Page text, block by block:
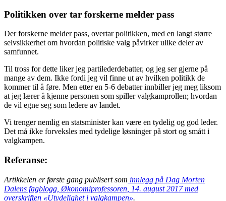
Politikken over tar forskerne melder pass
Der forskerne melder pass, overtar politikken, med en langt større
selvsikkerhet om hvordan politiske valg påvirker ulike deler av
samfunnet.
Til tross for dette liker jeg partilederdebatter, og jeg ser gjerne på
mange av dem. Ikke fordi jeg vil finne ut av hvilken politikk de
kommer til å føre. Men etter en 5-6 debatter innbiller jeg meg liksom
at jeg lærer å kjenne personen som spiller valgkamprollen; hvordan
de vil egne seg som ledere av landet.
Vi trenger nemlig en statsminister kan være en tydelig og god leder.
Det må ikke forveksles med tydelige løsninger på stort og smått i
valgkampen.
Referanse:
Artikkelen er første gang publisert som innlegg på Dag Morten
Dalens fagblogg, Økonomiprofessoren, 14. august 2017 med
overskriften «Utydelighet i valgkampen».